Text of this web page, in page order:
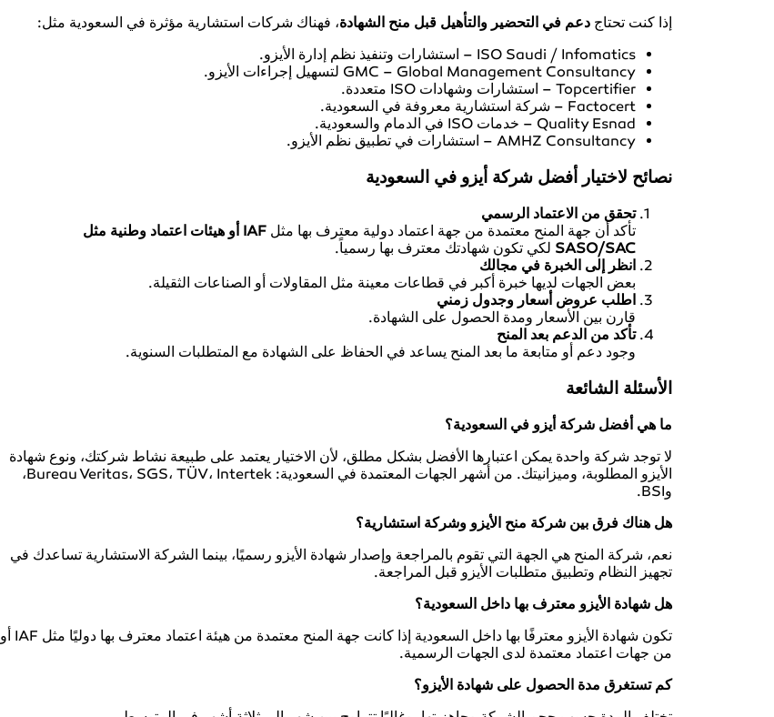
إذا كنت تحتاجدعم في التحضير والتأهيل قبل منح الشهادة، فهناك شركات استشارية مؤثرة في السعودية مثل:
ISO Saudi / Infomatics – استشارات وتنفيذ نظم إدارة الأيزو.
GMC – Global Management Consultancy لتسهيل إجراءات الأيزو.
Topcertifier – استشارات وشهادات ISO متعددة.
Factocert – شركة استشارية معروفة في السعودية.
Quality Esnad – خدمات ISO في الدمام والسعودية.
AMHZ Consultancy – استشارات في تطبيق نظم الأيزو.
نصائح لاختيار أفضل شركة أيزو في السعودية
تحقق من الاعتماد الرسمي
تأكد أن جهة المنح معتمدة من جهة اعتماد دولية معترف بها مثل
IAF أو هيئات اعتماد وطنية مثل
SASO/SAC لكي تكون شهادتك معترف بها رسمياً.
انظر إلى الخبرة في مجالك
بعض الجهات لديها خبرة أكبر في قطاعات معينة مثل المقاولات أو الصناعات الثقيلة.
اطلب عروض أسعار وجدول زمني
قارن بين الأسعار ومدة الحصول على الشهادة.
تأكد من الدعم بعد المنح
وجود دعم أو متابعة ما بعد المنح يساعد في الحفاظ على الشهادة مع المتطلبات السنوية.
الأسئلة الشائعة
ما هي أفضل شركة أيزو في السعودية؟
لا توجد شركة واحدة يمكن اعتبارها الأفضل بشكل مطلق، لأن الاختيار يعتمد على طبيعة نشاط شركتك، ونوع شهادة
الأيزو المطلوبة، وميزانيتك. من أشهر الجهات المعتمدة في السعودية: Bureau Veritas، SGS، TÜV، Intertek،
وBSI.
هل هناك فرق بين شركة منح الأيزو وشركة استشارية؟
نعم، شركة المنح هي الجهة التي تقوم بالمراجعة وإصدار شهادة الأيزو رسميًا، بينما الشركة الاستشارية تساعدك في
تجهيز النظام وتطبيق متطلبات الأيزو قبل المراجعة.
هل شهادة الأيزو معترف بها داخل السعودية؟
تكون شهادة الأيزو معترفًا بها داخل السعودية إذا كانت جهة المنح معتمدة من هيئة اعتماد معترف بها دوليًا مثل IAF أو
من جهات اعتماد معتمدة لدى الجهات الرسمية.
كم تستغرق مدة الحصول على شهادة الأيزو؟